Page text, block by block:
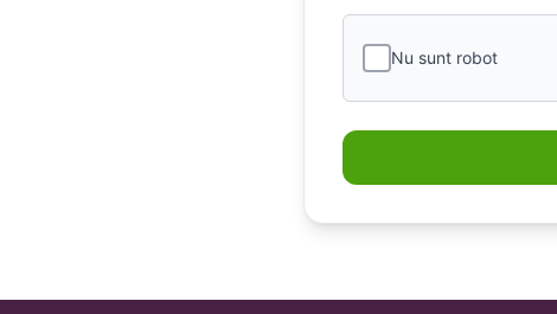
Nu sunt robot